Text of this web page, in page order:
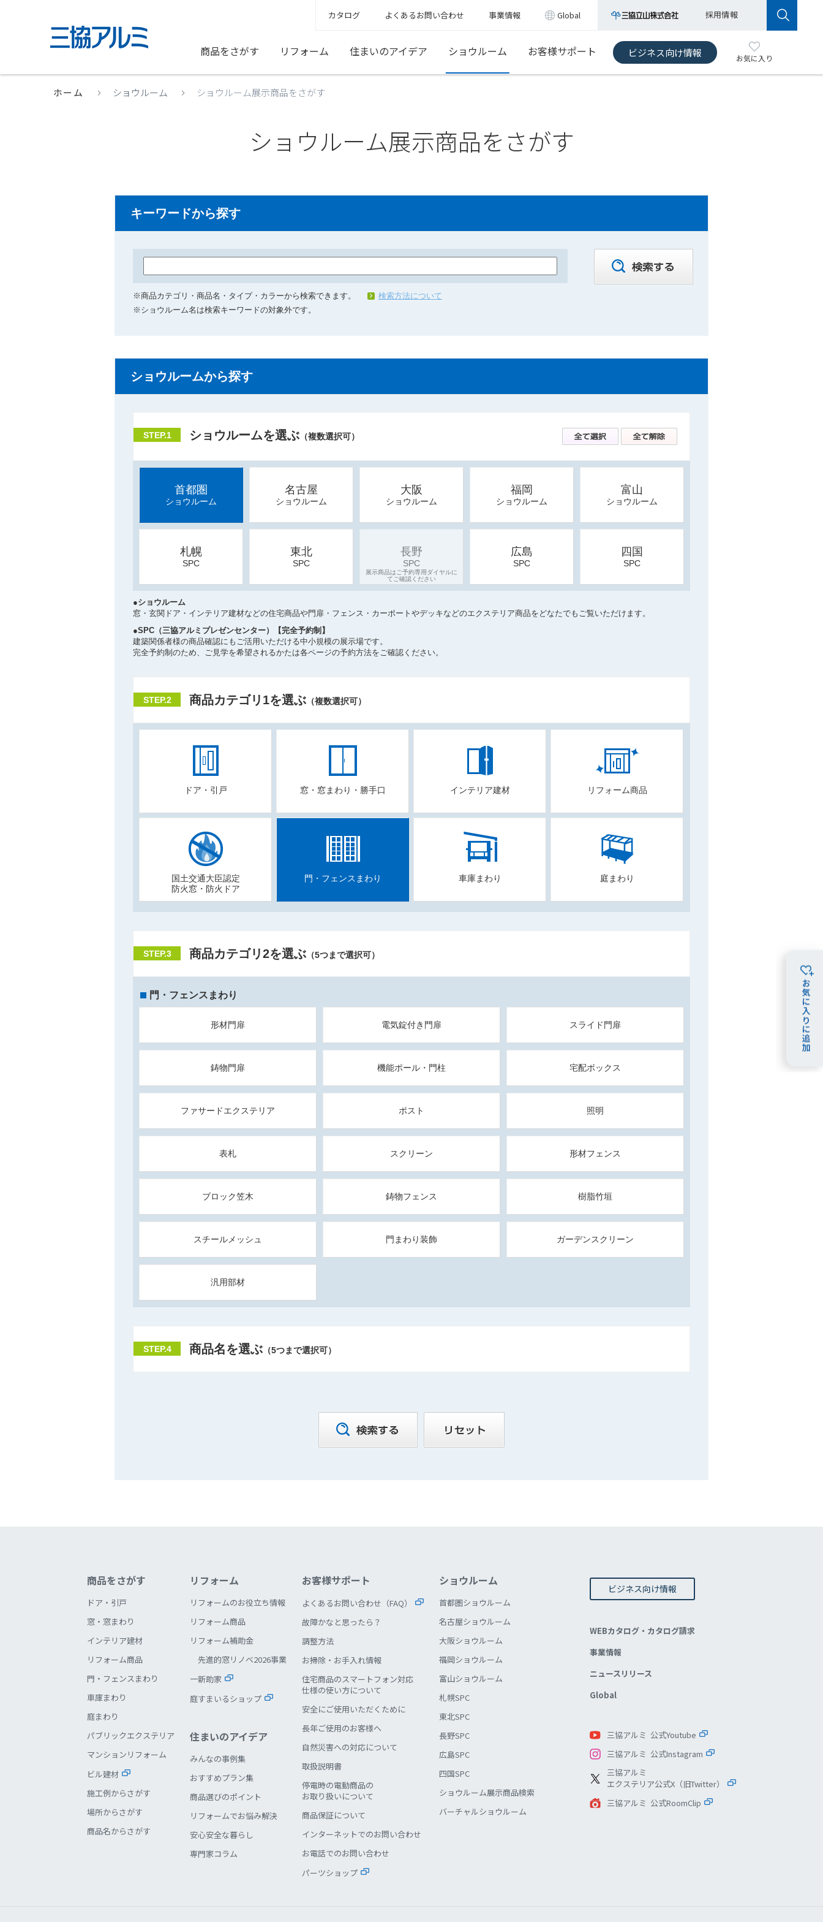
カタログ よくあるお問い合わせ 事業情報 Global 採用情報
商品をさがす リフォーム 住まいのアイデア ショウルーム お客様サポート ビジネス向け情報 お気に入り
ホーム ショウルーム ショウルーム展示商品をさがす
ショウルーム展示商品をさがす
キーワードから探す
※商品カテゴリ・商品名・タイプ・カラーから検索できます。
検索方法について
※ショウルーム名は検索キーワードの対象外です。
ショウルームから探す
STEP.1 ショウルームを選ぶ （複数選択可）
首都圏
ショウルーム
名古屋
ショウルーム
大阪
ショウルーム
福岡
ショウルーム
富山
ショウルーム
札幌
SPC
東北
SPC
長野
SPC
広島
SPC
四国
SPC
●ショウルーム
窓・玄関ドア・インテリア建材などの住宅商品や門扉・フェンス・カーポートやデッキなどのエクステリア商品をどなたでもご覧いただけます。
●SPC（三協アルミプレゼンセンター）【完全予約制】
建築関係者様の商品確認にもご活用いただける中小規模の展示場です。
完全予約制のため、ご見学を希望されるかたは各ページの予約方法をご確認ください。
STEP.2 商品カテゴリ1を選ぶ （複数選択可）
ドア・引戸 窓・窓まわり・勝手口 インテリア建材 リフォーム商品
国土交通大臣認定
防火窓・防火ドア
門・フェンスまわり 車庫まわり 庭まわり
STEP.3 商品カテゴリ2を選ぶ （5つまで選択可）
門・フェンスまわり
形材門扉 電気錠付き門扉 スライド門扉
鋳物門扉 機能ポール・門柱 宅配ボックス
ファサードエクステリア ポスト 照明
表札 スクリーン 形材フェンス
ブロック笠木 鋳物フェンス 樹脂竹垣
スチールメッシュ 門まわり装飾 ガーデンスクリーン
汎用部材
STEP.4 商品名を選ぶ （5つまで選択可）
商品をさがす
ドア・引戸
窓・窓まわり
インテリア建材
リフォーム商品
門・フェンスまわり
車庫まわり
庭まわり
パブリックエクステリア
マンションリフォーム
ビル建材
施工例からさがす
場所からさがす
商品名からさがす
リフォーム
リフォームのお役立ち情報
リフォーム商品
リフォーム補助金
先進的窓リノベ2026事業
一新助家
庭すまいるショップ
住まいのアイデア
みんなの事例集
おすすめプラン集
商品選びのポイント
リフォームでお悩み解決
安心安全な暮らし
専門家コラム
お客様サポート
よくあるお問い合わせ（FAQ）
故障かなと思ったら？
調整方法
お掃除・お手入れ情報
住宅商品のスマートフォン対応
仕様の使い方について
安全にご使用いただくために
長年ご使用のお客様へ
自然災害への対応について
取扱説明書
停電時の電動商品の
お取り扱いについて
商品保証について
インターネットでのお問い合わせ
お電話でのお問い合わせ
パーツショップ
ショウルーム
首都圏ショウルーム
名古屋ショウルーム
大阪ショウルーム
福岡ショウルーム
富山ショウルーム
札幌SPC
東北SPC
長野SPC
広島SPC
四国SPC
ショウルーム展示商品検索
バーチャルショウルーム
ビジネス向け情報
WEBカタログ・カタログ請求
事業情報
ニュースリリース
Global
三協アルミ 公式Youtube
三協アルミ 公式Instagram
三協アルミ
エクステリア公式X（旧Twitter）
三協アルミ 公式RoomClip